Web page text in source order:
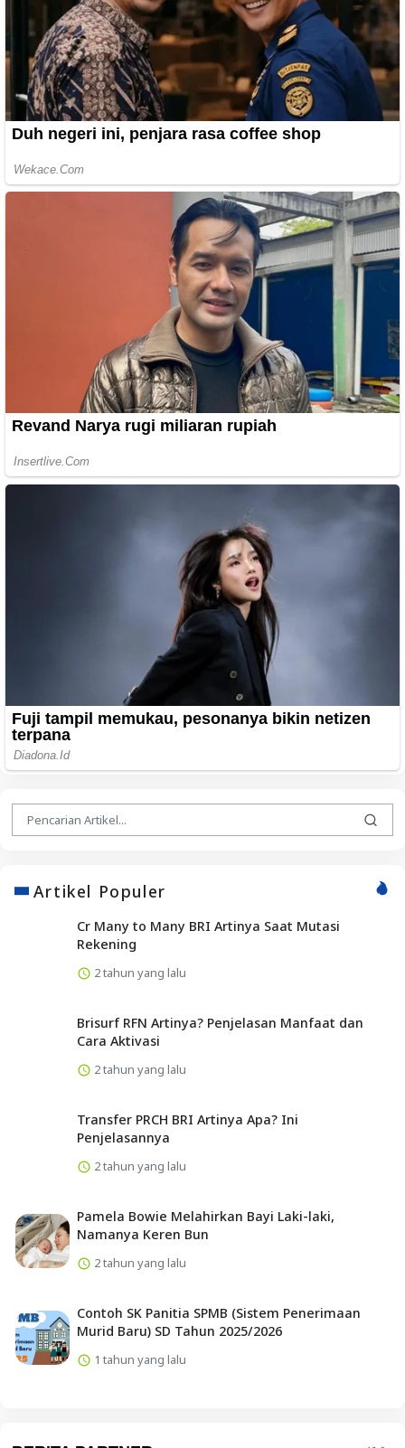
Artikel Populer
Cr Many to Many BRI Artinya Saat Mutasi
Rekening
2 tahun yang lalu
Brisurf RFN Artinya? Penjelasan Manfaat dan
Cara Aktivasi
2 tahun yang lalu
Transfer PRCH BRI Artinya Apa? Ini
Penjelasannya
2 tahun yang lalu
Pamela Bowie Melahirkan Bayi Laki-laki,
Namanya Keren Bun
2 tahun yang lalu
Contoh SK Panitia SPMB (Sistem Penerimaan
Murid Baru) SD Tahun 2025/2026
1 tahun yang lalu